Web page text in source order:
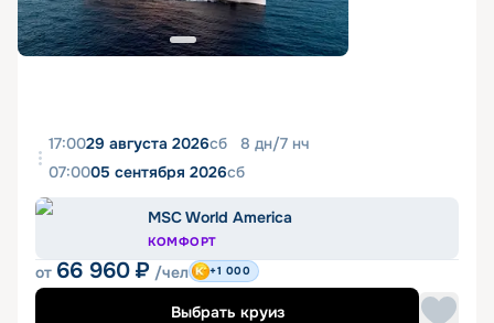
17:0029 августа 2026сб 8 дн/7 нч
07:0005 сентября 2026сб
MSC World America
КОМФОРТ
от 66 960 ₽ /чел +1 000
Выбрать круиз